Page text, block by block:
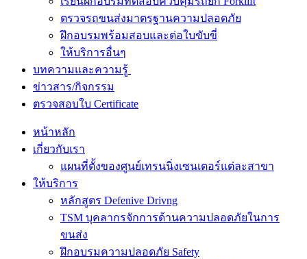
ตรวจรถขนส่งมาตรฐานความปลอดภัย
ฝึกอบรมพร้อมสอบและต่อใบขับขี่
ให้บริการอื่นๆ
บทความและความรู้
ข่าวสาร/กิจกรรม
ตรวจสอบใบ Certificate
หน้าหลัก
เกี่ยวกับเรา
แผนที่ตั้งของศูนย์เทรนนิ่งเซนเตอร์แต่ละสาขา
ให้บริการ
หลักสูตร Defenive Drivng
TSM บุคลากรจักการด้านความปลอดภัยในการ
ขนส่ง
ฝึกอบรมความปลอดภัย Safety